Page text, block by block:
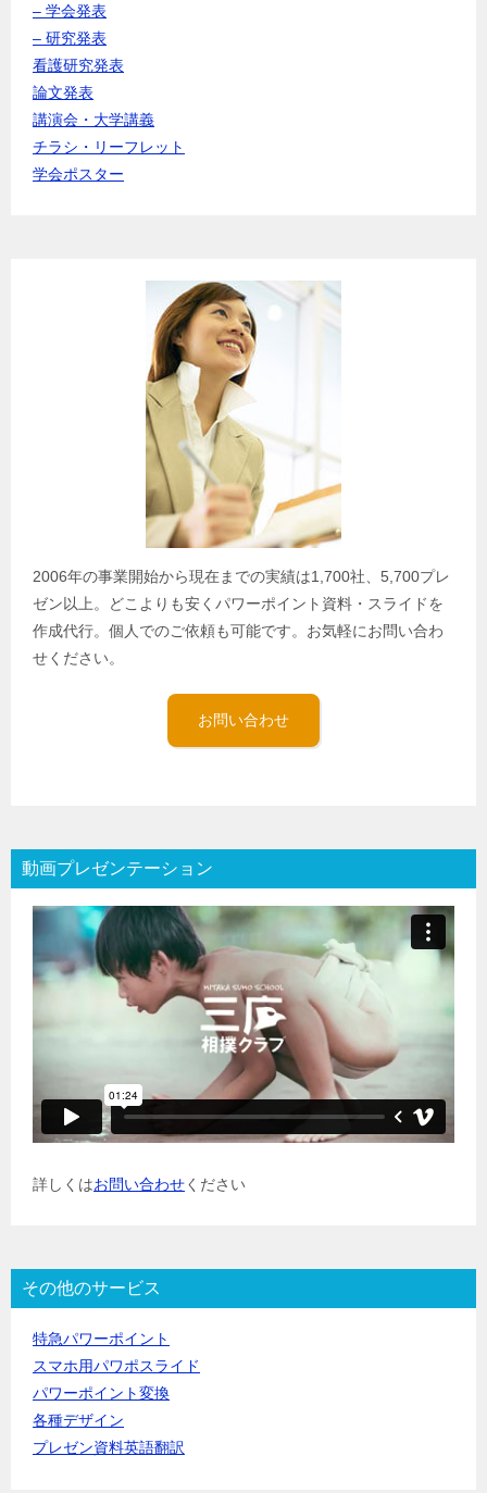
– 学会発表
– 研究発表
看護研究発表
論文発表
講演会・大学講義
チラシ・リーフレット
学会ポスター
2006年の事業開始から現在までの実績は1,700社、5,700プレ
ゼン以上。どこよりも安くパワーポイント資料・スライドを
作成代行。個人でのご依頼も可能です。お気軽にお問い合わ
せください。
お問い合わせ
動画プレゼンテーション
詳しくはお問い合わせください
その他のサービス
特急パワーポイント
スマホ用パワポスライド
パワーポイント変換
各種デザイン
プレゼン資料英語翻訳